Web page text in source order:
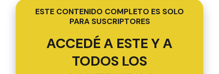
ESTE CONTENIDO COMPLETO ES SOLO
PARA SUSCRIPTORES
ACCEDÉ A ESTE Y A
TODOS LOS